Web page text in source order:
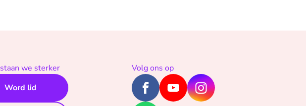
we sterker
Word lid
Volg ons op